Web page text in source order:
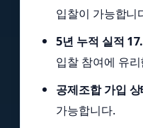
입찰이 가능합니
5년 누적 실적
입찰 참여에 유
공제조합 가입 상
가능합니다.